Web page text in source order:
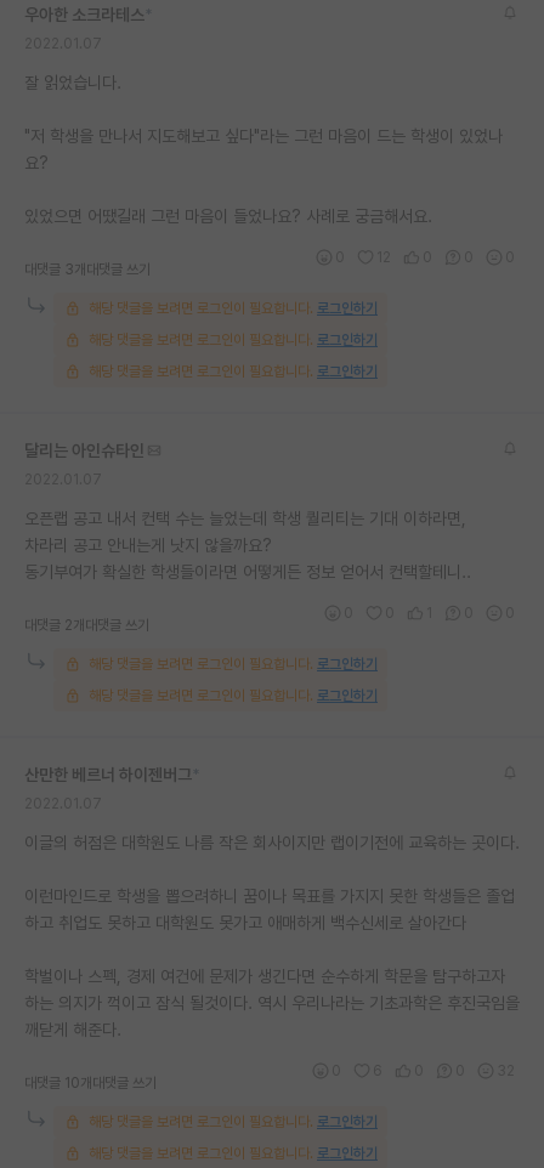
우아한 소크라테스
잘 읽었습니다.
"저 학생을 만나서 지도해보고 싶다"라는 그런 마음이 드는 학생이 있었나
요?
있었으면 어땠길래 그런 마음이 들었나요? 사례로 궁금해서요.
대댓글 3개 대댓글 쓰기
해당 댓글을 보려면 로그인이 필요합니다. 로그인하기
해당 댓글을 보려면 로그인이 필요합니다. 로그인하기
해당 댓글을 보려면 로그인이 필요합니다. 로그인하기
달리는 아인슈타인
오픈랩 공고 내서 컨택 수는 늘었는데 학생 퀄리티는 기대 이하라면,
차라리 공고 안내는게 낫지 않을까요?
동기부여가 확실한 학생들이라면 어떻게든 정보 얻어서 컨택할테니..
대댓글 2개 대댓글 쓰기
해당 댓글을 보려면 로그인이 필요합니다. 로그인하기
해당 댓글을 보려면 로그인이 필요합니다. 로그인하기
산만한 베르너 하이젠버그
이글의 허점은 대학원도 나름 작은 회사이지만 랩이기전에 교육하는 곳이다.
이런마인드로 학생을 뽑으려하니 꿈이나 목표를 가지지 못한 학생들은 졸업
하고 취업도 못하고 대학원도 못가고 애매하게 백수신세로 살아간다
학벌이나 스펙, 경제 여건에 문제가 생긴다면 순수하게 학문을 탐구하고자
하는 의지가 꺽이고 잠식 될것이다. 역시 우리나라는 기초과학은 후진국임을
깨닫게 해준다.
대댓글 10개 대댓글 쓰기
해당 댓글을 보려면 로그인이 필요합니다. 로그인하기
해당 댓글을 보려면 로그인이 필요합니다. 로그인하기